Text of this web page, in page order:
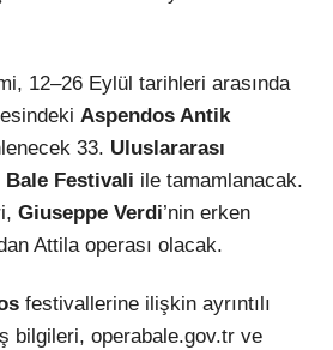
12–26 Eylül tarihleri arasında
Aspendos Antik
33. Uluslararası
Bale Festivali ile tamamlanacak.
Giuseppe Verdi’nin erken
Attila operası olacak.
festivallerine ilişkin ayrıntılı
bilgileri, operabale.gov.tr ve